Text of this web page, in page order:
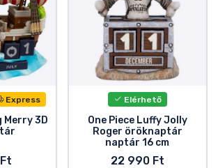
Express
Merry 3D
Elérhető
One Piece Luffy Jolly
Roger öröknaptár
naptár 16 cm
22 990 Ft